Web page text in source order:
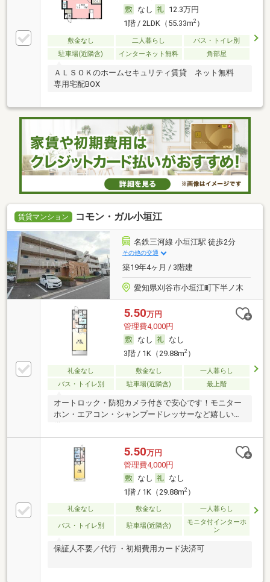
なし
12.3万円
1階 / 2LDK（55.33m2）
敷金なし 二人暮らし
バス・トイレ別
駐車場(近隣含)
インターネット無料 角部屋
ＡＬＳＯＫのホームセキュリティ賃貸 ネット無料
専用宅配BOX
賃貸マンション コモン・ガル小垣江
名鉄三河線 小垣江駅 徒歩2分
その他の交通
築19年4ヶ月 / 3階建
愛知県刈谷市小垣江町下半ノ木
5.50万円
管理費4,000円
なし
なし
3階 / 1K（29.88m2）
礼金なし 敷金なし
一人暮らし
バス・トイレ別
駐車場(近隣含) 最上階
オートロック・防犯カメラ付きで安心です！モニター
ホン・エアコン・シャンプードレッサーなど嬉しい設
備！
5.50万円
管理費4,000円
なし
なし
1階 / 1K（29.88m2）
礼金なし 敷金なし 一人暮らし
バス・トイレ別 駐車場(近隣含)
モニタ付インターホ
ン
保証人不要／代行 ・初期費用カード決済可